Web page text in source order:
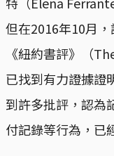
但在2016年10月
《紐約書評》（
已找到有力證據證
到許多批評，認為
付記錄等行為，已